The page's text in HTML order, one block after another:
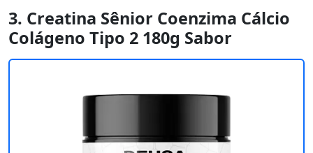
3. Creatina Sênior Coenzima Cálcio
Colágeno Tipo 2 180g Sabor